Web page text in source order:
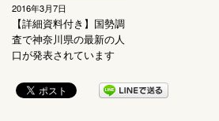
2016年3月7日
【詳細資料付き】国勢調
査で神奈川県の最新の人
口が発表されています